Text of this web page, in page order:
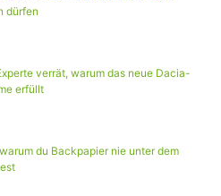
dürfen
verrät, warum das neue Dacia-
erfüllt
du Backpapier nie unter dem